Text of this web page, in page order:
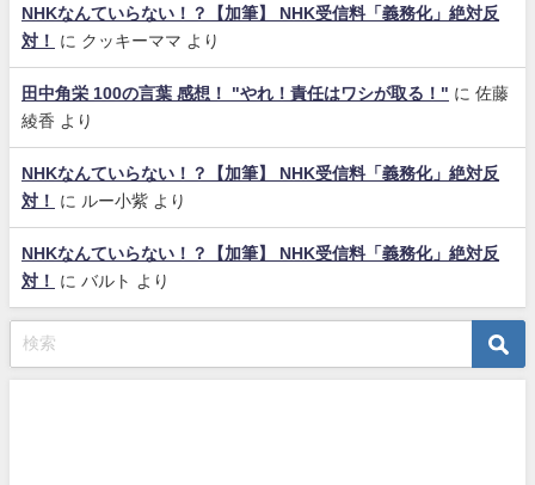
NHKなんていらない！？【加筆】 NHK受信料「義務化」絶対反
対！
に クッキーママ より
田中角栄 100の言葉 感想！ "やれ！責任はワシが取る！" に 佐藤
綾香 より
NHKなんていらない！？【加筆】 NHK受信料「義務化」絶対反
対！
に ルー小紫 より
NHKなんていらない！？【加筆】 NHK受信料「義務化」絶対反
対！
に バルト より